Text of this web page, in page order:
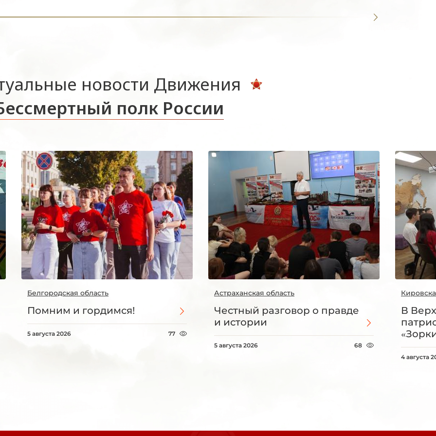
новости Движения
полк России
Белгородская область
Помним и гордимся!
5 августа 2026 77
Астраханская область
Честный разговор о правде
и истории
5 августа 2026 68
В
4 августа